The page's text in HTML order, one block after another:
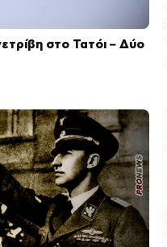
στο Τατόι – Δύο